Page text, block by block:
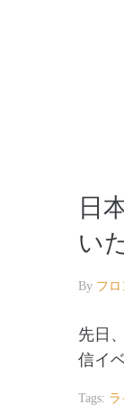
日
い
By フ
先日
信イ
Tags: ラ